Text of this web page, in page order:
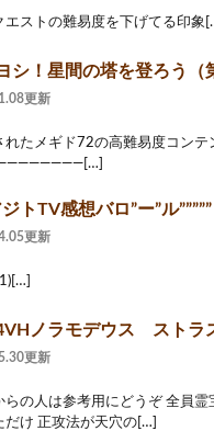
ストの難易度を下げてる印象
シ！星間の塔を登ろう（
更新
れたメギド72の高難易度コン
トTV感想バロ”ー”ル
更新
ノラモデウス ストラ
更新
らの人は参考用にどうぞ 全員
だけ 正攻法が天穴の[…]